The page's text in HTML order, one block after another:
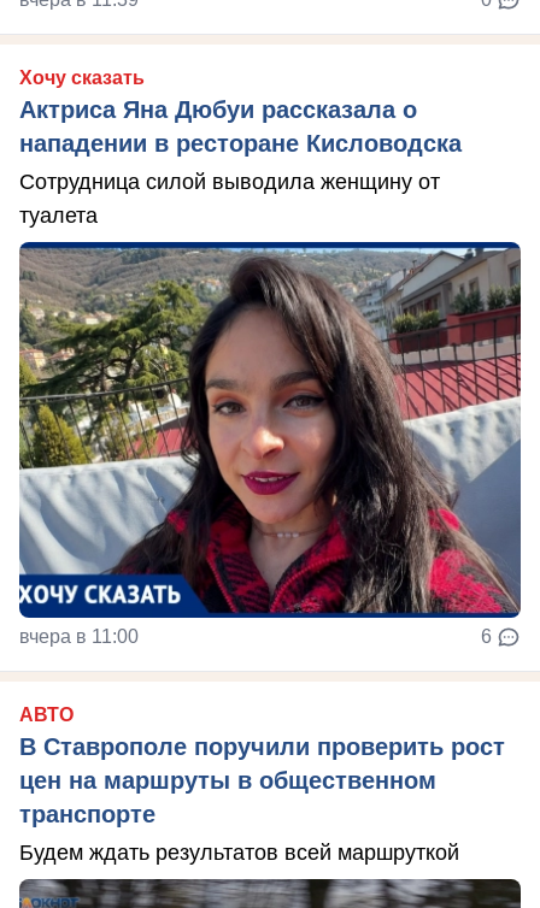
Хочу сказать
Актриса Яна Дюбуи рассказала о
нападении в ресторане Кисловодска
Сотрудница силой выводила женщину от
туалета
вчера в 11:00 6
АВТО
В Ставрополе поручили проверить рост
цен на маршруты в общественном
транспорте
Будем ждать результатов всей маршруткой